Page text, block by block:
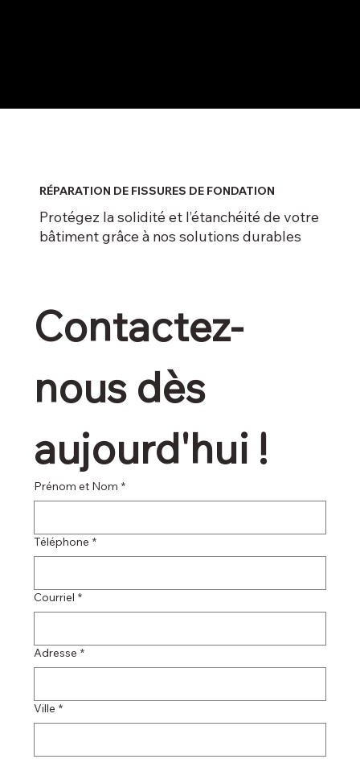
RÉPARATION DE FISSURES DE FONDATION
Protégez la solidité et l’étanchéité de votre
bâtiment grâce à nos solutions durables
Contactez-
nous dès
aujourd'hui !
Prénom et Nom *
Téléphone *
Courriel *
Adresse *
Ville *